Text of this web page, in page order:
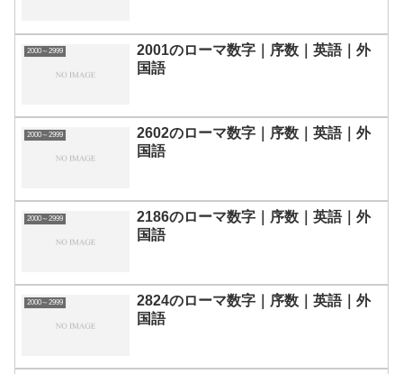
2000～2999
2001のローマ数字｜序数｜英語｜外
国語
2000～2999
2602のローマ数字｜序数｜英語｜外
国語
2000～2999
2186のローマ数字｜序数｜英語｜外
国語
2000～2999
2824のローマ数字｜序数｜英語｜外
国語